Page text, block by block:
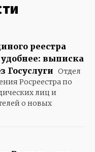
реестра
выписка
Госуслуги Отдел
Росреестра по
лиц и
о новых